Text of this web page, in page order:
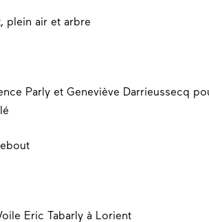
Parly et Geneviève Darrieussecq
Eric Tabarly à Lorient